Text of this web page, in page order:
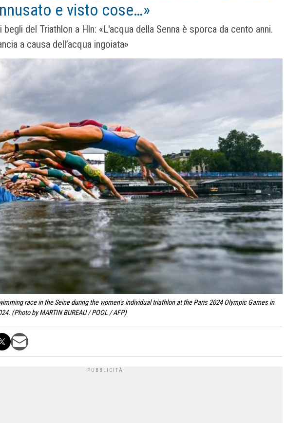
e visto cose…»
del Triathlon a Hln: «L'acqua della Senna è sporca da cento anni.
a causa dell’acqua ingoiata»
race in the Seine during the women's individual triathlon at the Paris 2024 Olympic Games in
(Photo by MARTIN BUREAU / POOL / AFP)